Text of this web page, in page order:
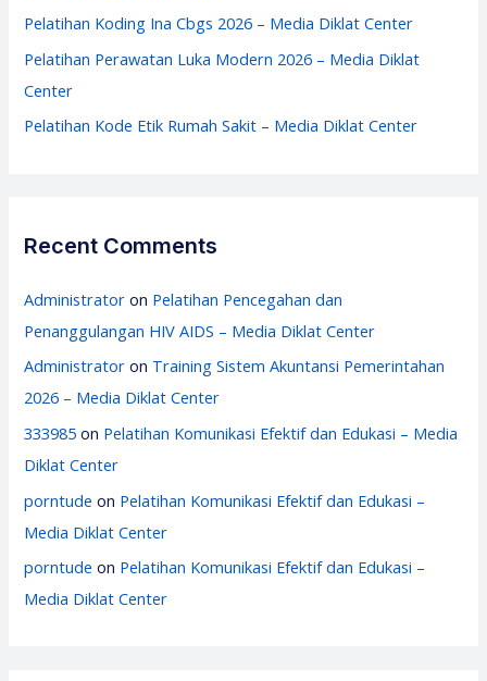
Pelatihan Koding Ina Cbgs 2026 – Media Diklat Center
Pelatihan Perawatan Luka Modern 2026 – Media Diklat
Center
Pelatihan Kode Etik Rumah Sakit – Media Diklat Center
Recent Comments
Administrator on Pelatihan Pencegahan dan
Penanggulangan HIV AIDS – Media Diklat Center
Administrator on Training Sistem Akuntansi Pemerintahan
2026 – Media Diklat Center
333985 on Pelatihan Komunikasi Efektif dan Edukasi – Media
Diklat Center
porntude on Pelatihan Komunikasi Efektif dan Edukasi –
Media Diklat Center
porntude on Pelatihan Komunikasi Efektif dan Edukasi –
Media Diklat Center